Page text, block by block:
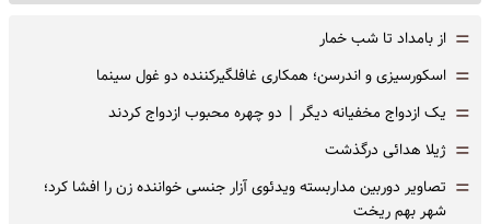
= از بامداد تا شب خمار
= اسکورسیزی و اندرسن؛ همکاری غافلگیرکننده دو غول سینما
= یک ازدواج مخفیانه دیگر | دو چهره محبوب ازدواج کردند
= ژیلا هدائی درگذشت
= تصاویر دوربین مداربسته ویدئوی آزار جنسی خواننده زن را افشا کرد؛
شهر بهم ریخت